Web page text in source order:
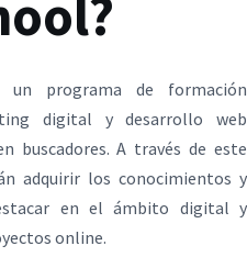
programa de formación
digital y desarrollo web
buscadores. A través de este
adquirir los conocimientos y
en el ámbito digital y
online.